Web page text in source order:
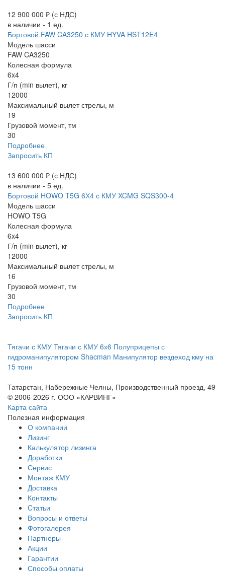
12 900 000 ₽ (с НДС)
в наличии - 1 ед.
Бортовой FAW CA3250 с КМУ HYVA HST12E4
Модель шасси
FAW CA3250
Колесная формула
6x4
Г/п (min вылет), кг
12000
Максимальный вылет стрелы, м
19
Грузовой момент, тм
30
Подробнее
Запросить КП
13 600 000 ₽ (с НДС)
в наличии - 5 ед.
Бортовой HOWO T5G 6Х4 с КМУ XCMG SQS300-4
Модель шасси
HOWO T5G
Колесная формула
6x4
Г/п (min вылет), кг
12000
Максимальный вылет стрелы, м
16
Грузовой момент, тм
30
Подробнее
Запросить КП
Тягачи с КМУ Тягачи с КМУ 6х6 Полуприцепы с
гидроманипулятором Shacman Манипулятор вездеход кму на
15 тонн
Татарстан, Набережные Челны, Производственный проезд, 49
© 2006-2026 г. ООО «КАРВИНГ»
Карта сайта
Полезная информация
О компании
Лизинг
Калькулятор лизинга
Доработки
Сервис
Монтаж КМУ
Доставка
Контакты
Cтатьи
Вопросы и ответы
Фотогалерея
Партнеры
Акции
Гарантии
Способы оплаты